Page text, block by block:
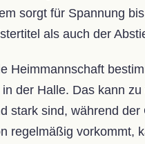
sorgt für Spannung
als auch der
Heimmannschaft
der Halle. Das kann
stark sind, während
regelmäßig